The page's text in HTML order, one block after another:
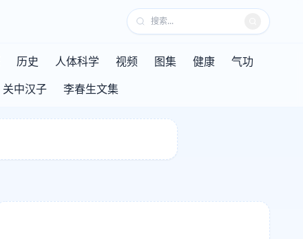
历史 人体科学 视频 图集 健康
气功
关中汉子 李春生文集